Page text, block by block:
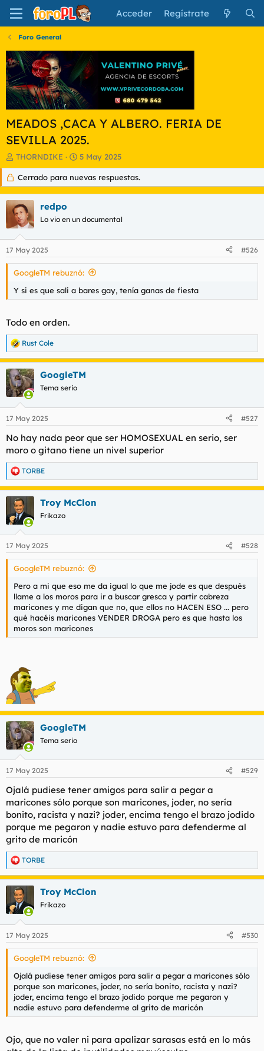
Acceder Regístrate
Foro General
MEADOS ,CACA Y ALBERO. FERIA DE
SEVILLA 2025.
I
n
c
i
a
d
o
r
d
e
l
e
THORNDIKE
F
e
c
h
e
n
c
i
5 May 2025
Cerrado para nuevas respuestas.
redpo
Lo vio en un documental
17 May 2025 #526
GoogleTM rebuznó:
Y si es que sali a bares gay, tenía ganas de fiesta
Todo en orden.
R
e
a
c
c
i
e
:
Rust Cole
GoogleTM
Tema serio
17 May 2025 #527
No hay nada peor que ser HOMOSEXUAL en serio, ser
moro o gitano tiene un nivel superior
R
e
a
c
i
e
s
TORBE
Troy McClon
Frikazo
17 May 2025 #528
GoogleTM rebuznó:
Pero a mi que eso me da igual lo que me jode es que después
llame a los moros para ir a buscar gresca y partir cabreza
maricones y me digan que no, que ellos no HACEN ESO ... pero
qué hacéis maricones VENDER DROGA pero es que hasta los
moros son maricones
GoogleTM
Tema serio
17 May 2025 #529
Ojalá pudiese tener amigos para salir a pegar a
maricones sólo porque son maricones, joder, no sería
bonito, racista y nazi? joder, encima tengo el brazo jodido
porque me pegaron y nadie estuvo para defenderme al
grito de maricón
R
e
a
c
i
e
s
TORBE
Troy McClon
Frikazo
17 May 2025 #530
GoogleTM rebuznó:
Ojalá pudiese tener amigos para salir a pegar a maricones sólo
porque son maricones, joder, no sería bonito, racista y nazi?
joder, encima tengo el brazo jodido porque me pegaron y
nadie estuvo para defenderme al grito de maricón
Ojo, que no valer ni para apalizar sarasas está en lo más